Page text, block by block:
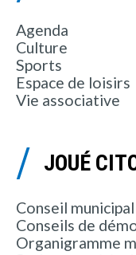
Agenda
Culture
Sports
Espace de loisirs
Vie associative
JOUÉ
Conseil municipal
Conseils de
Organigramme